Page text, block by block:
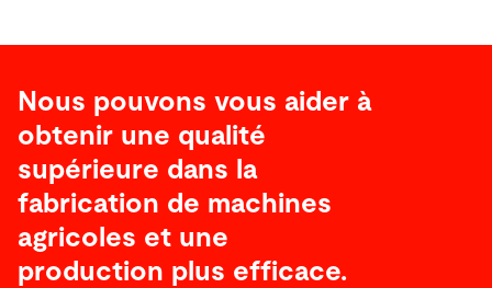
Nous pouvons vous aider à
obtenir une qualité
supérieure dans la
fabrication de machines
agricoles et une
production plus efficace.